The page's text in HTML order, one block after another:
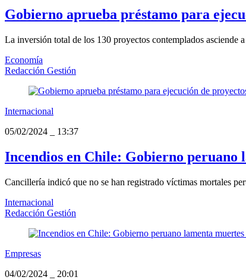
Gobierno aprueba préstamo para
La inversión total de los 130 proyectos contemplados
Economía
Redacción Gestión
Internacional
05/02/2024
13:37
Incendios en Chile: Gobierno peruano
Cancillería indicó que no se han registrado víctimas mortales
Internacional
Redacción Gestión
Empresas
04/02/2024
20:01